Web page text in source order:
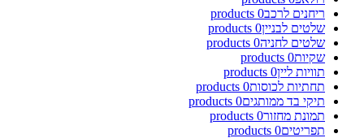
ריחנים לרכב0
products
שלטים לבניין0
products
שלטים לחניה0
products
שקיות0
products
תוויות ליין0
products
תחתיות לכוסות0
products
תיקי בד ממותגים0
products
תמונת מחזור0
products
תפריטים0
products